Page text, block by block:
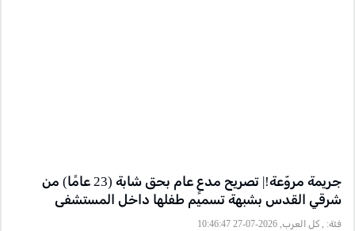
جريمة مروّعة!| تصريح مدعٍ عام بحق شابة (23 عامًا) من
شرقي القدس بشبهة تسميم طفلها داخل المستشفى
فئة: , كل العرب, 2026-07-27 10:46:47